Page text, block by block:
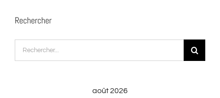
Rechercher
Rechercher:
août 2026